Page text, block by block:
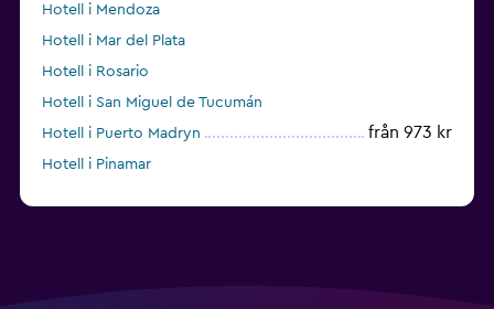
Hotell i Mendoza
Hotell i Mar del Plata
Hotell i Rosario
Hotell i San Miguel de Tucumán
Hotell i Puerto Madryn
från 973 kr
Hotell i Pinamar